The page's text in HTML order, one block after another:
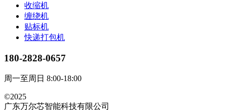
收缩机
缠绕机
贴标机
快递打包机
180-2828-0657
周一至周日 8:00-18:00
©2025
广东万尔芯智能科技有限公司